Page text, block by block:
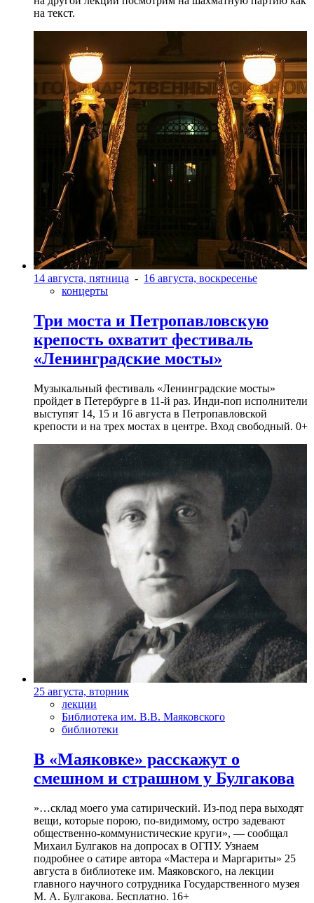
на текст.
14 августа, пятница - 16 августа, воскресенье
концерты
Три моста и Петропавловскую
крепость охватит фестиваль
«Ленинградские мосты»
Музыкальный фестиваль «Ленинградские мосты»
пройдет в Петербурге в 11-й раз. Инди-поп исполнители
выступят 14, 15 и 16 августа в Петропавловской
крепости и на трех мостах в центре. Вход свободный. 0+
25 августа, вторник
лекции
Библиотека им. В.В. Маяковского
библиотеки
В «Маяковке» расскажут о
смешном и страшном у Булгакова
»…склад моего ума сатирический. Из-под пера выходят
вещи, которые порою, по-видимому, остро задевают
общественно-коммунистические круги», — сообщал
Михаил Булгаков на допросах в ОГПУ. Узнаем
подробнее о сатире автора «Мастера и Маргариты» 25
августа в библиотеке им. Маяковского, на лекции
главного научного сотрудника Государственного музея
М. А. Булгакова. Бесплатно. 16+